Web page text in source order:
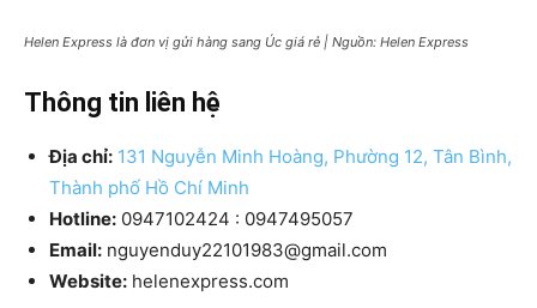
Helen Express là đơn vị gửi hàng sang Úc giá rẻ | Nguồn: Helen Express
Thông tin liên hệ
Địa chỉ: 131 Nguyễn Minh Hoàng, Phường 12, Tân Bình,
Thành phố Hồ Chí Minh
Hotline: 0947102424 : 0947495057
Email: nguyenduy22101983@gmail.com
Website: helenexpress.com